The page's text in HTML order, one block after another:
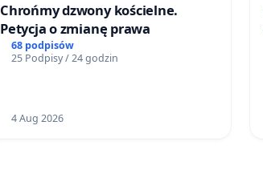
Chrońmy dzwony kościelne.
Petycja o zmianę prawa
68 podpisów
25 Podpisy / 24 godzin
4 Aug 2026